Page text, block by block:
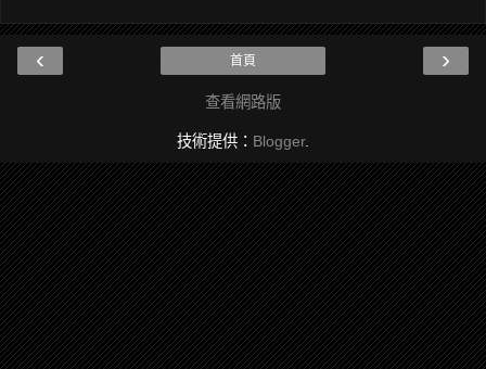
‹ ›
首頁
查看網路版
技術提供： Blogger.